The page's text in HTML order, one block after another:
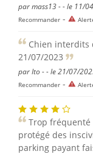
par mass13 - - le 11/
Recommander -
Chien interdits
21/07/2023
par Ito - - le 21/07/
Recommander -
Trop
protégé des
parking payant